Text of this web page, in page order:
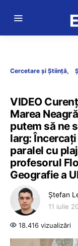
Cercetare și Știință
VIDEO
Marea
putem să ne
larg:
paralel cu
profesorul
Geografie a
Ștefan
11 iulie
18.416 vizualizări